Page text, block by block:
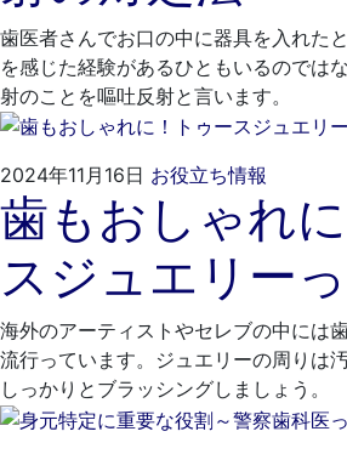
日科
医
院
歯医者さんでお口の中に器具を入れた
を感じた経験があるひともいるのでは
射のことを嘔吐反射と言います。
2024年11月16日 お役立ち情報
年
10
日
れ
も
科
医
院
歯もおしゃれ
スジュエリー
海外のアーティストやセレブの中には
流行っています。ジュエリーの周りは
しっかりとブラッシングしましょう。